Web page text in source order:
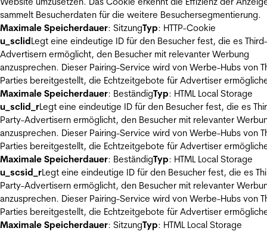
sammelt Besucherdaten für die weitere Besuchersegmentierung.
Maximale Speicherdauer: SitzungTyp: HTTP-Cookie
u_sclidLegt eine eindeutige ID für den Besucher fest, die es
Advertisern ermöglicht, den Besucher mit relevanter Werbung
anzusprechen. Dieser Pairing-Service wird von Werbe-Hubs von
Parties bereitgestellt, die Echtzeitgebote für Advertiser
Maximale Speicherdauer: BeständigTyp: HTML Local Storage
u_sclid_rLegt eine eindeutige ID für den Besucher fest, die es
Party-Advertisern ermöglicht, den Besucher mit relevanter
anzusprechen. Dieser Pairing-Service wird von Werbe-Hubs von
Parties bereitgestellt, die Echtzeitgebote für Advertiser
Maximale Speicherdauer: BeständigTyp: HTML Local Storage
u_scsid_rLegt eine eindeutige ID für den Besucher fest, die es
Party-Advertisern ermöglicht, den Besucher mit relevanter
anzusprechen. Dieser Pairing-Service wird von Werbe-Hubs von
Parties bereitgestellt, die Echtzeitgebote für Advertiser
Maximale Speicherdauer: SitzungTyp: HTML Local Storage